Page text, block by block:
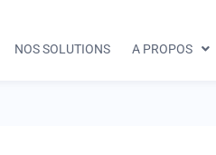
NOS SOLUTIONS A PROPOS